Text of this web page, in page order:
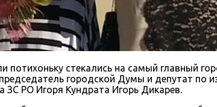
стекались на самый главный
городской Думы и депутат по
РО Игоря Кундрата Игорь Дикарев.